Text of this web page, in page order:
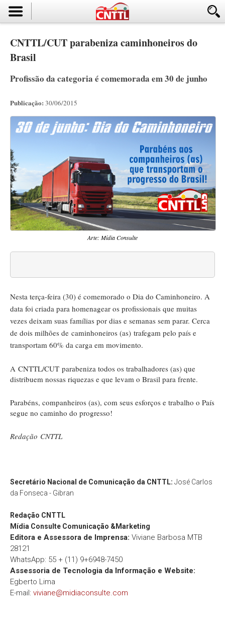
CNTTL/CUT parabeniza caminhoneiros do
Brasil
Profissão da categoria é comemorada em 30 de junho
Publicação: 30/06/2015
Arte: Mídia Consulte
Nesta terça-feira (30) é comemorado o Dia do Caminhoneiro. A
data foi criada para homenagear os profissionais que muitas
vezes deixam suas famílias por dias e semanas sem parar. Cerca
de dois milhões de caminhoneiros (as) trafegam pelo país e
transportam 60% da carga em movimento.
A CNTTL/CUT parabeniza todos os trabalhadores (as) que
distribuem nossas riquezas e que levam o Brasil para frente.
Parabéns, companheiros (as), com seus esforços e trabalho o País
segue no caminho do progresso!
Redação CNTTL
Secretário Nacional de Comunicação da CNTTL: José Carlos
da Fonseca - Gibran
Redação CNTTL
Mídia Consulte Comunicação &Marketing
Editora e Assessora de Imprensa: Viviane Barbosa MTB
28121
WhatsApp: 55 + (11) 9+6948-7450
Assessoria de Tecnologia da Informação e Website:
Egberto Lima
E-mail: viviane@midiaconsulte.com